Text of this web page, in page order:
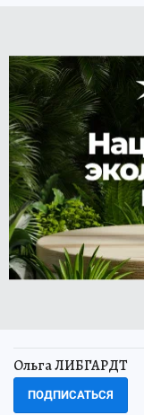
Ольга ЛИБГАРДТ
ПОДПИСАТЬСЯ